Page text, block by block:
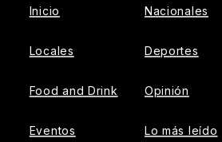
Inicio
Locales
Food and Drink
Eventos
Nacionales
Deportes
Opinión
Lo más leído